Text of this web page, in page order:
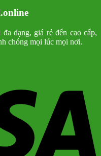
dạng, giá rẻ đến cao cấp,
chóng mọi lúc mọi nơi.